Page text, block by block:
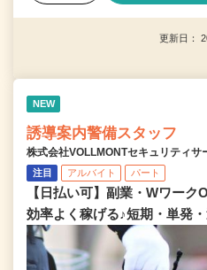
更新日：
NEW
誘導案内警備スタッフ
株式会社VOLLMONTセキュリティ
注目 アルバイト パート
【日払い可】副業・Wワー
効率よく稼げる♪短期・単発